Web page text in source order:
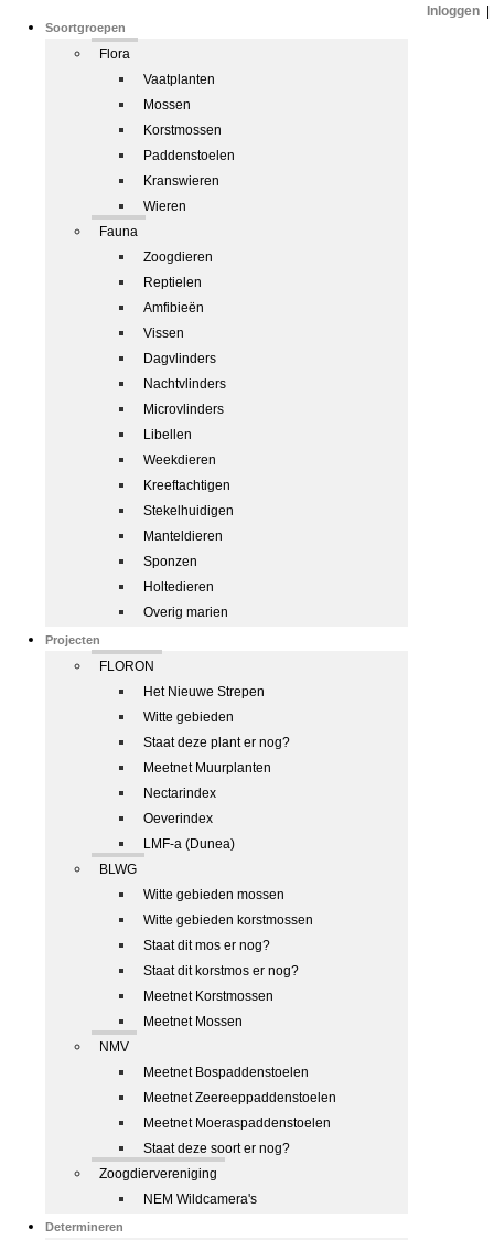
Soortgroepen
Flora
Vaatplanten
Mossen
Korstmossen
Paddenstoelen
Kranswieren
Wieren
Fauna
Zoogdieren
Reptielen
Amfibieën
Vissen
Dagvlinders
Nachtvlinders
Microvlinders
Libellen
Weekdieren
Kreeftachtigen
Stekelhuidigen
Manteldieren
Sponzen
Holtedieren
Overig marien
Projecten
FLORON
Het Nieuwe Strepen
Witte gebieden
Staat deze plant er nog?
Meetnet Muurplanten
Nectarindex
Oeverindex
LMF-a (Dunea)
BLWG
Witte gebieden mossen
Witte gebieden korstmossen
Staat dit mos er nog?
Staat dit korstmos er nog?
Meetnet Korstmossen
Meetnet Mossen
NMV
Meetnet Bospaddenstoelen
Meetnet Zeereeppaddenstoelen
Meetnet Moeraspaddenstoelen
Staat deze soort er nog?
Zoogdiervereniging
NEM Wildcamera's
Determineren
Inloggen